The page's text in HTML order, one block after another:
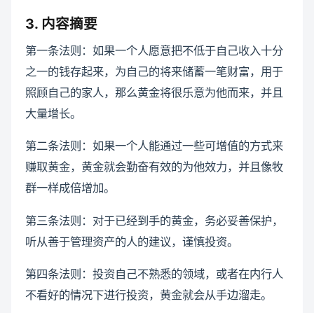
3. 内容摘要
第一条法则：如果一个人愿意把不低于自己收入十分
之一的钱存起来，为自己的将来储蓄一笔财富，用于
照顾自己的家人，那么黄金将很乐意为他而来，并且
大量增长。
第二条法则：如果一个人能通过一些可增值的方式来
赚取黄金，黄金就会勤奋有效的为他效力，并且像牧
群一样成倍增加。
第三条法则：对于已经到手的黄金，务必妥善保护，
听从善于管理资产的人的建议，谨慎投资。
第四条法则：投资自己不熟悉的领域，或者在内行人
不看好的情况下进行投资，黄金就会从手边溜走。